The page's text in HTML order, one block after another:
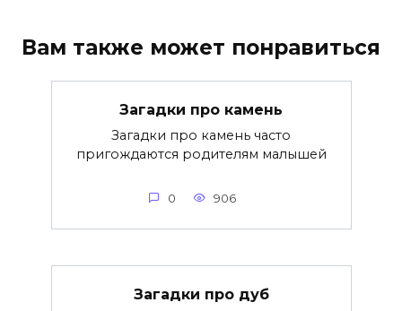
Вам также может понравиться
Загадки про камень
Загадки про камень часто
пригождаются родителям малышей
0 906
Загадки про дуб